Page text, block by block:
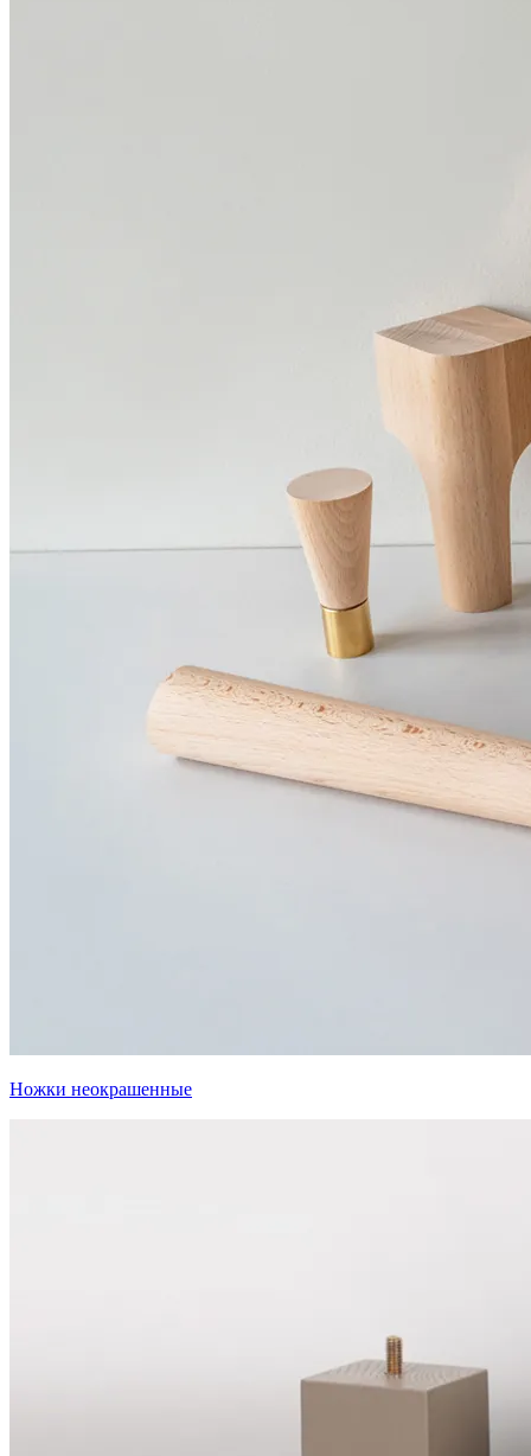
Ножки неокрашенные